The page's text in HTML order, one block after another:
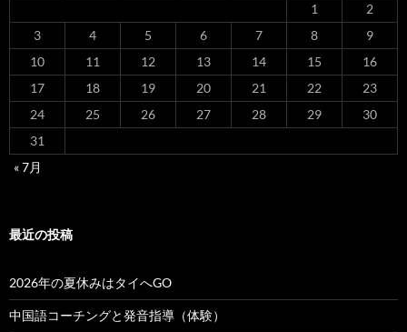
1
2
3
4 5 6 7 8
9
10
11 12 13 14 15
16
17
18 19 20 21 22
23
24
25 26 27 28 29
30
31
« 7月
最近の投稿
2026年の夏休みはタイへGO
中国語コーチングと発音指導（体験）